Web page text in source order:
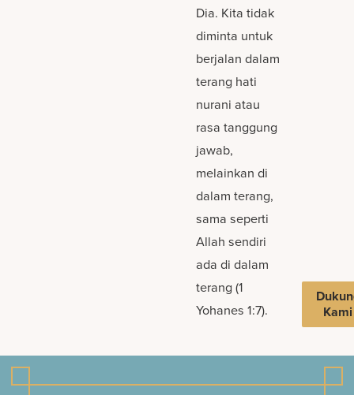
Dia. Kita tidak
diminta untuk
berjalan dalam
terang hati
nurani atau
rasa tanggung
jawab,
melainkan di
dalam terang,
sama seperti
Allah sendiri
ada di dalam
terang (1
Yohanes 1:7).
Kami